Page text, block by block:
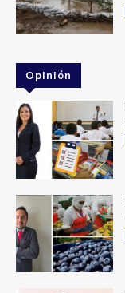
Opinión